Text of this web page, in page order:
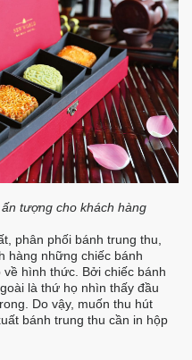
tượng cho khách hàng
phân phối bánh trung thu,
hàng những chiếc bánh
hình thức. Bởi chiếc bánh
là thứ họ nhìn thấy đầu
Do vậy, muốn thu hút
bánh trung thu cần in hộp